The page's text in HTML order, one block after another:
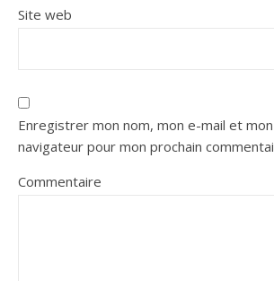
Site web
Enregistrer mon nom, mon e-mail et
navigateur pour mon prochain
Commentaire